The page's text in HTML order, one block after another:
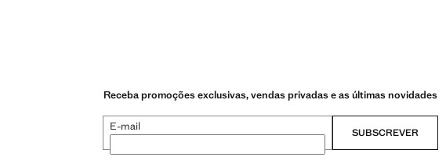
Receba promoções exclusivas, vendas privadas e as últimas novidades
E-mail SUBSCREVER